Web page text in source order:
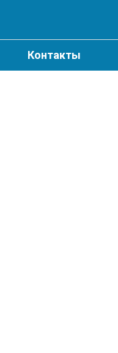
Контакты